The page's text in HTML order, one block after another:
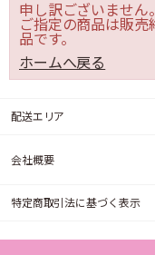
申し訳ございません。
ご指定の商品は販
品です。
ホームへ戻る
配送エリア
会社概要
特定商取引法に基づく表示